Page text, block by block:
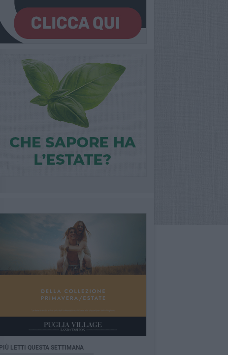
PIÙ LETTI QUESTA SETTIMANA